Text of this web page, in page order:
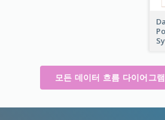
모든 데이터 흐름 다이어그